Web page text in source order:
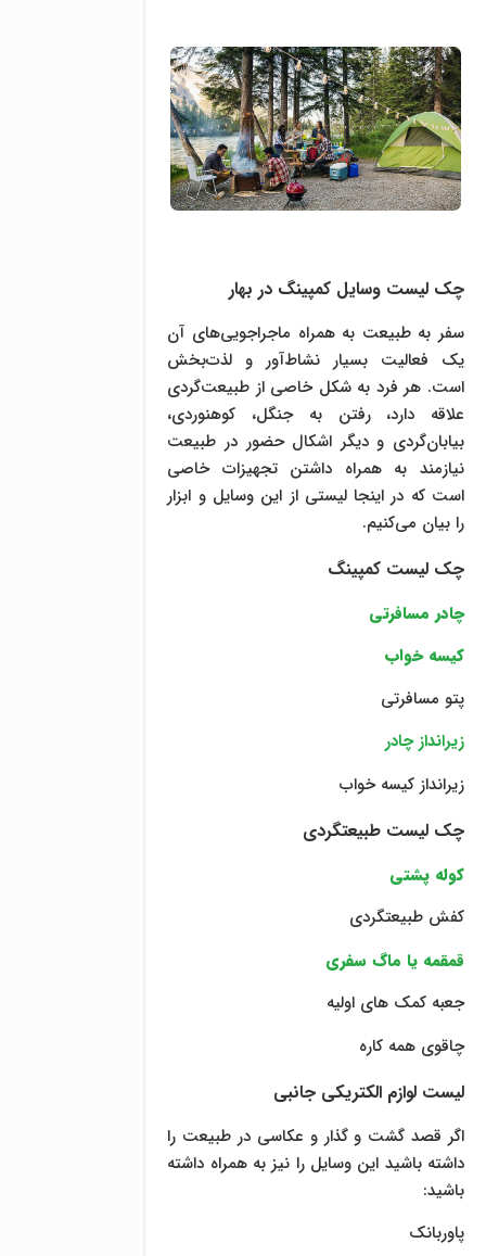
چک لیست وسایل کمپینگ در بهار
سفر به طبیعت به همراه ماجراجویی‌های آن
یک فعالیت بسیار نشاط‌آور و لذت‌بخش
است. هر فرد به شکل خاصی از طبیعت‌گردی
علاقه دارد، رفتن به جنگل، کوهنوردی،
بیابان‌گردی و دیگر اشکال حضور در طبیعت
نیازمند به همراه داشتن تجهیزات خاصی
است که در اینجا لیستی از این وسایل و ابزار
را بیان می‌کنیم.
چک لیست کمپینگ
چادر مسافرتی
کیسه خواب
پتو مسافرتی
زیرانداز چادر
زیرانداز کیسه خواب
چک لیست طبیعتگردی
کوله پشتی
کفش طبیعتگردی
قمقمه یا ماگ سفری
جعبه کمک های اولیه
چاقوی همه کاره
لیست لوازم الکتریکی جانبی
اگر قصد گشت و گذار و عکاسی در طبیعت را
داشته باشید این وسایل را نیز به همراه داشته
باشید:
پاوربانک